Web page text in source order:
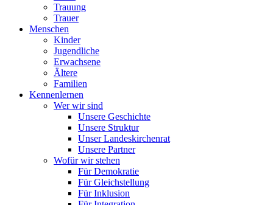
Trauung
Trauer
Menschen
Kinder
Jugendliche
Erwachsene
Ältere
Familien
Kennenlernen
Wer wir sind
Unsere Geschichte
Unsere Struktur
Unser Landeskirchenrat
Unsere Partner
Wofür wir stehen
Für Demokratie
Für Gleichstellung
Für Inklusion